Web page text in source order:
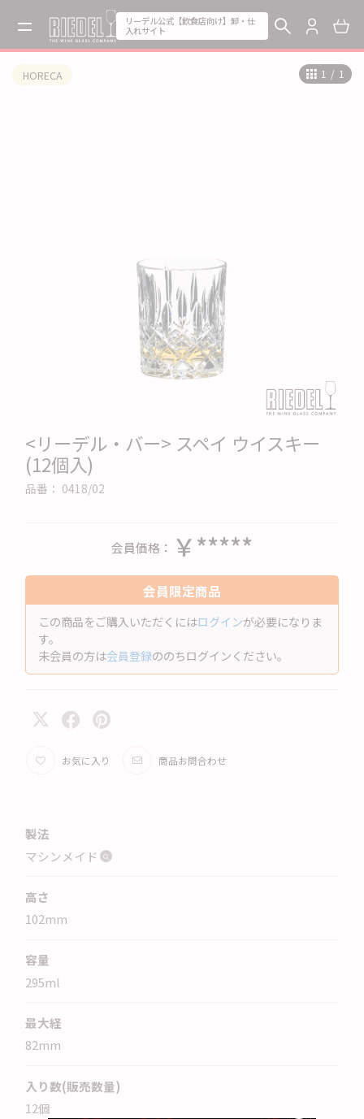
リーデル公式【飲食店向け】卸・仕
入れサイト
1 / 1
HORECA
<リーデル・バー> スペイ ウイスキー
(12個入)
品番： 0418/02
会員価格 ￥*****
会員限定商品
この商品をご購入いただくにはログインが必要になりま
す。
未会員の方は会員登録ののちログインください。
お気に入り 商品お問合わせ
製法
マシンメイド
高さ
102mm
容量
295ml
最大経
82mm
入り数(販売数量)
12個